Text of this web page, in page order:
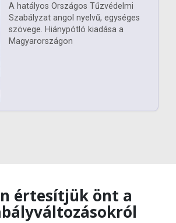
A hatályos Országos Tűzvédelmi
Szabályzat angol nyelvű, egységes
szövege. Hiánypótló kiadása a
Magyarországon
értesítjük önt a